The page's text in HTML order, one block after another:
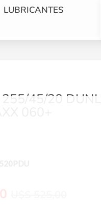
LUBRICANTES
255/45/20